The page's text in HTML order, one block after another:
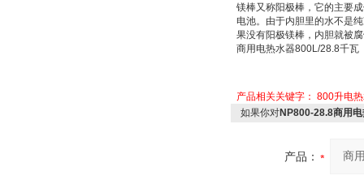
镁棒又称阳极棒 ，它的主要
电池。由于内胆里的水不是
果没有阳极镁棒，内胆就被
商用电热水器800L/28.8千瓦
产品相关关键字： 800升电
如果你对NP800-28.8商用
产品：